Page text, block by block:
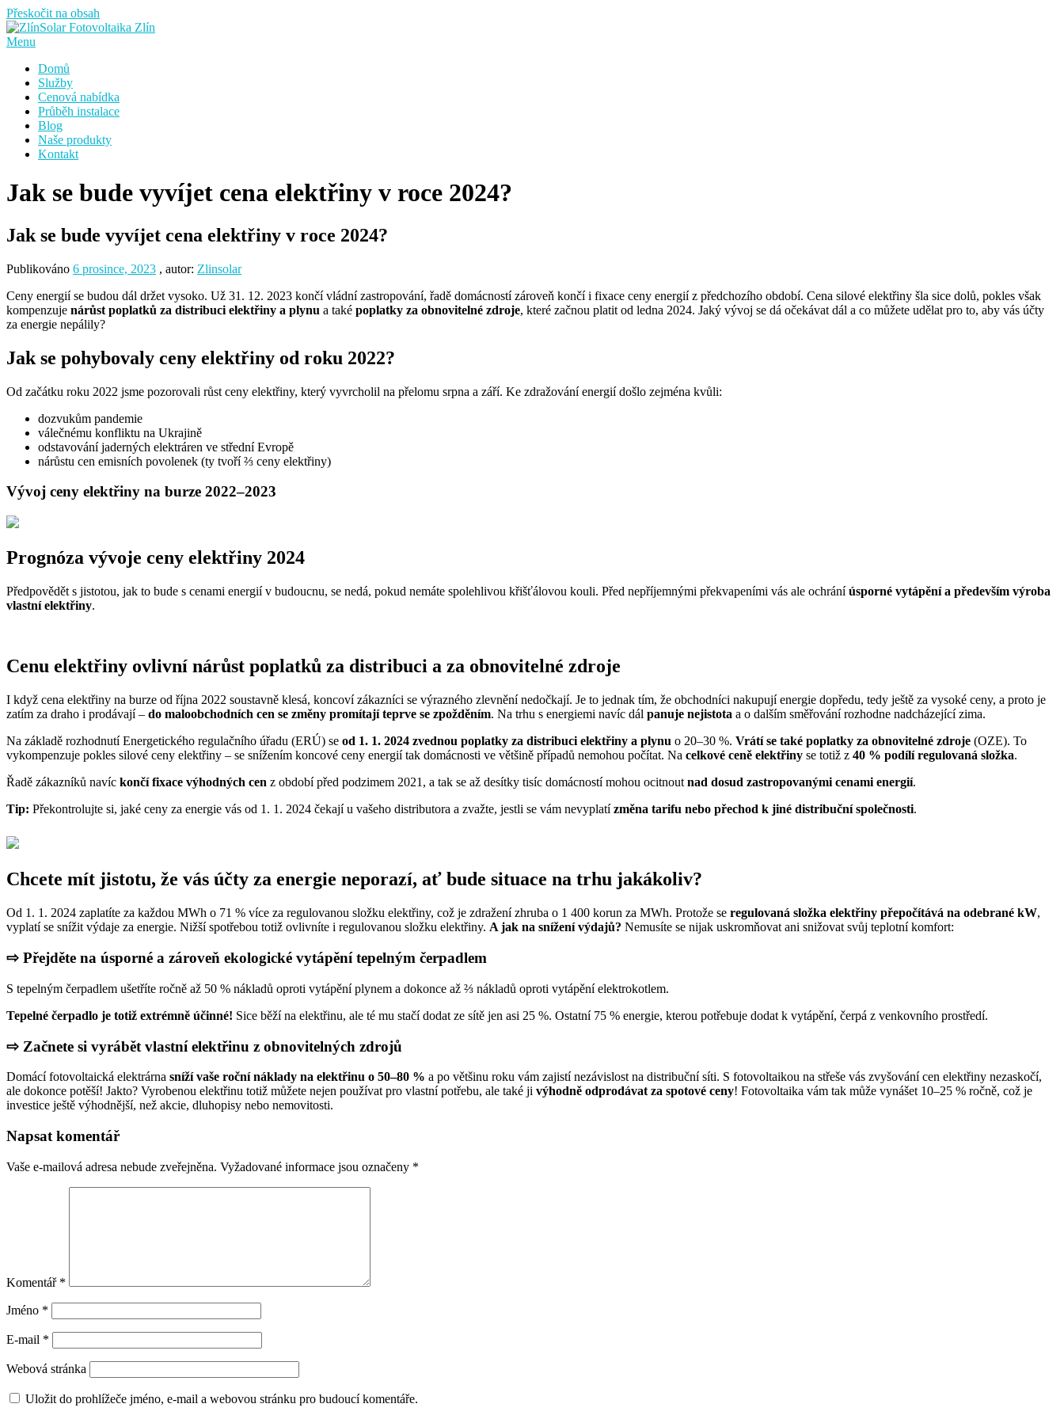
Přeskočit na obsah
Menu
Domů
Služby
Cenová nabídka
Průběh instalace
Blog
Naše produkty
Kontakt
Jak se bude vyvíjet cena elektřiny v roce 2024?
Jak se bude vyvíjet cena elektřiny v roce 2024?
Publikováno 6 prosince, 2023 , autor: Zlinsolar
Ceny energií se budou dál držet vysoko. Už 31. 12. 2023 končí vládní zastropování, řadě domácností zároveň končí i fixace ceny energií z předchozího období. Cena silové elektřiny šla sice dolů, pokles však
kompenzuje nárůst poplatků za distribuci elektřiny a plynu a také poplatky za obnovitelné zdroje, které začnou platit od ledna 2024. Jaký vývoj se dá očekávat dál a co můžete udělat pro to, aby vás účty
za energie nepálily?
Jak se pohybovaly ceny elektřiny od roku 2022?
Od začátku roku 2022 jsme pozorovali růst ceny elektřiny, který vyvrcholil na přelomu srpna a září. Ke zdražování energií došlo zejména kvůli:
dozvukům pandemie
válečnému konfliktu na Ukrajině
odstavování jaderných elektráren ve střední Evropě
nárůstu cen emisních povolenek (ty tvoří ⅔ ceny elektřiny)
Vývoj ceny elektřiny na burze 2022–2023
Prognóza vývoje ceny elektřiny 2024
Předpovědět s jistotou, jak to bude s cenami energií v budoucnu, se nedá, pokud nemáte spolehlivou křišťálovou kouli. Před nepříjemnými překvapeními vás ale ochráníúsporné vytápění a především výroba
vlastní elektřiny.
Cenu elektřiny ovlivní nárůst poplatků za distribuci a za obnovitelné zdroje
I když cena elektřiny na burze od října 2022 soustavně klesá, koncoví zákazníci se výrazného zlevnění nedočkají. Je to jednak tím, že obchodníci nakupují energie dopředu, tedy ještě za vysoké ceny, a proto je
zatím za draho i prodávají – do maloobchodních cen se změny promítají teprve se zpožděním. Na trhu s energiemi navíc dál panuje nejistota a o dalším směřování rozhodne nadcházející zima.
Na základě rozhodnutí Energetického regulačního úřadu (ERÚ) se od 1. 1. 2024 zvednou poplatky za distribuci elektřiny a plynu o 20–30 %. Vrátí se také poplatky za obnovitelné zdroje (OZE). To
vykompenzuje pokles silové ceny elektřiny – se snížením koncové ceny energií tak domácnosti ve většině případů nemohou počítat. Na celkové ceně elektřiny se totiž z 40 % podílí regulovaná složka.
Řadě zákazníků navíc končí fixace výhodných cen z období před podzimem 2021, a tak se až desítky tisíc domácností mohou ocitnout nad dosud zastropovanými cenami energií.
Tip: Překontrolujte si, jaké ceny za energie vás od 1. 1. 2024 čekají u vašeho distributora a zvažte, jestli se vám nevyplatízměna tarifu nebo přechod k jiné distribuční společnosti.
Chcete mít jistotu, že vás účty za energie neporazí, ať bude situace na trhu jakákoliv?
Od 1. 1. 2024 zaplatíte za každou MWh o 71 % více za regulovanou složku elektřiny, což je zdražení zhruba o 1 400 korun za MWh. Protože se regulovaná složka elektřiny přepočítává na odebrané kW,
vyplatí se snížit výdaje za energie. Nižší spotřebou totiž ovlivníte i regulovanou složku elektřiny. A jak na snížení výdajů? Nemusíte se nijak uskromňovat ani snižovat svůj teplotní komfort:
⇨ Přejděte na úsporné a zároveň ekologické vytápění tepelným čerpadlem
S tepelným čerpadlem ušetříte ročně až 50 % nákladů oproti vytápění plynem a dokonce až ⅔ nákladů oproti vytápění elektrokotlem.
Tepelné čerpadlo je totiž extrémně účinné! Sice běží na elektřinu, ale té mu stačí dodat ze sítě jen asi 25 %. Ostatní 75 % energie, kterou potřebuje dodat k vytápění, čerpá z venkovního prostředí.
⇨ Začnete si vyrábět vlastní elektřinu z obnovitelných zdrojů
Domácí fotovoltaická elektrárna sníží vaše roční náklady na elektřinu o 50–80 % a po většinu roku vám zajistí nezávislost na distribuční síti. S fotovoltaikou na střeše vás zvyšování cen elektřiny nezaskočí,
ale dokonce potěší! Jakto? Vyrobenou elektřinu totiž můžete nejen používat pro vlastní potřebu, ale také ji výhodně odprodávat za spotové ceny! Fotovoltaika vám tak může vynášet 10–25 % ročně, což je
investice ještě výhodnější, než akcie, dluhopisy nebo nemovitosti.
Napsat komentář
Vaše e-mailová adresa nebude zveřejněna. Vyžadované informace jsou označeny *
Komentář *
Jméno *
E-mail *
Webová stránka
Uložit do prohlížeče jméno, e-mail a webovou stránku pro budoucí komentáře.